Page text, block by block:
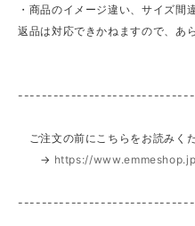
・商品のイメージ違い、サイズ間
返品は対応できかねますので、あ
ご注文の前にこちらをお読みく
→ https://